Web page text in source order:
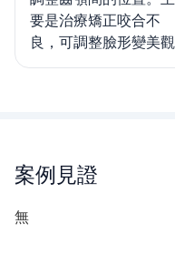
要是治療矯正咬合不
良，可調整臉形變美觀
案例見證
無